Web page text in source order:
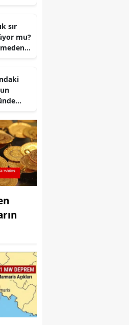
sır
mu?